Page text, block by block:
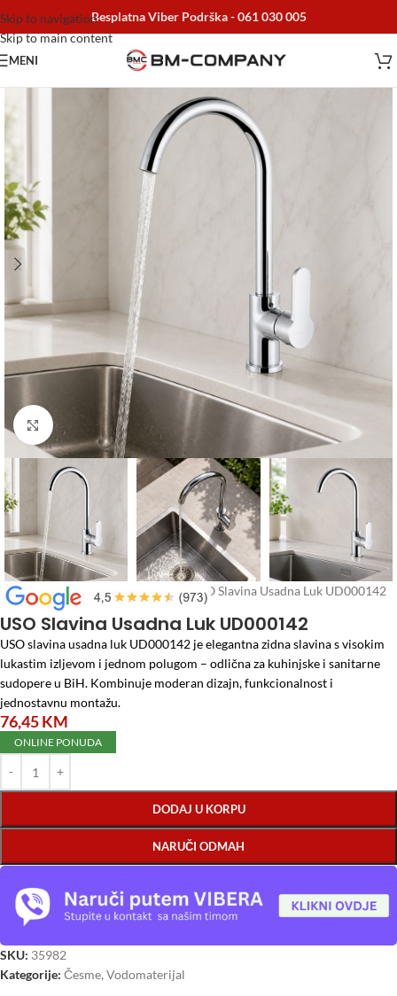
Skip to navigation
Skip to main content
Besplatna Viber Podrška -061 030 005
MENI
Click to enlarge
Početna/Vodomaterijal /Česme/USO Slavina Usadna Luk UD000142
USO Slavina Usadna Luk UD000142
USO slavina usadna luk UD000142 je elegantna zidna slavina s visokim
lukastim izljevom i jednom polugom – odlična za kuhinjske i sanitarne
sudopere u BiH. Kombinuje moderan dizajn, funkcionalnost i
jednostavnu montažu.
76,45KM
ONLINE PONUDA
DODAJ U KORPU
NARUČI ODMAH
SKU: 35982
Kategorije: Česme, Vodomaterijal